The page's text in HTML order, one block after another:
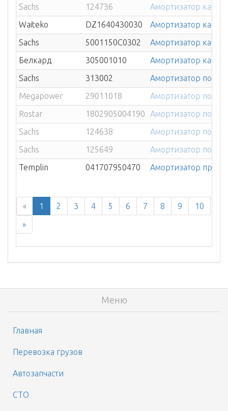
Sachs
124736
Амортизатор
Waiteko
DZ1640430030
Амортизатор
Sachs
5001150C0302
Амортизатор
Белкард
305001010
Амортизатор
Sachs
313002
Амортизатор
Megapower
29011018
Амортизатор
Rostar
1802905004190
Амортизатор
Sachs
124638
Амортизатор
Sachs
125649
Амортизатор
Templin
041707950470 Амортизатор
« 1 2 3 4 5 6 7 8 9
10
»
Меню
Главная
Перевозка грузов
Автозапчасти
СТО